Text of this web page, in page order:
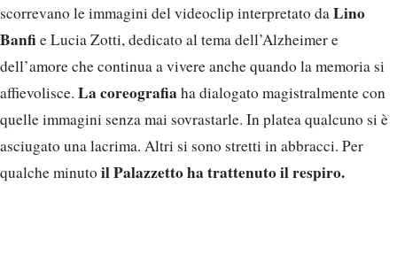
scorrevano le immagini del videoclip interpretato daLino
Banfie Lucia Zotti, dedicato al tema dell’Alzheimer e
dell’amore che continua a vivere anche quando la memoria si
affievolisce. La coreografia ha dialogato magistralmente con
quelle immagini senza mai sovrastarle. In platea qualcuno si è
asciugato una lacrima. Altri si sono stretti in abbracci. Per
qualche minuto il Palazzetto ha trattenuto il respiro.